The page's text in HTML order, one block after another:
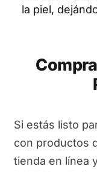
la piel,
Si estás listo
con productos
tienda en línea